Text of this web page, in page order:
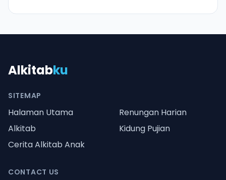
Alkitabku
SITEMAP
Halaman Utama
Renungan Harian
Alkitab
Kidung Pujian
Cerita Alkitab Anak
CONTACT US